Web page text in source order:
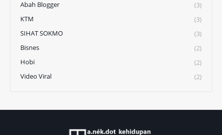
Abah Blogger
(3)
KTM
(3)
SIHAT SOKMO
(3)
Bisnes
(2)
Hobi
(2)
Video Viral
(2)